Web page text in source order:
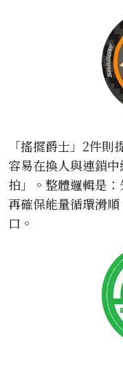
「搖擺爵士」2件
容易在換人與連鎖
拍」。整體邏輯是
再確保能量循環滑
口。